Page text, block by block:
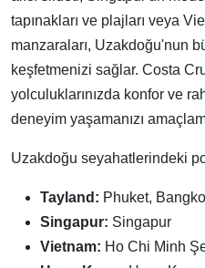
tapınakları ve plajları veya
manzaraları, Uzakdoğu'nun
keşfetmenizi sağlar. Costa
yolculuklarınızda konfor ve
deneyim yaşamanızı
Uzakdoğu seyahatlerindeki
Tayland: Phuket,
Singapur: Singapur
Vietnam: Ho Chi Minh